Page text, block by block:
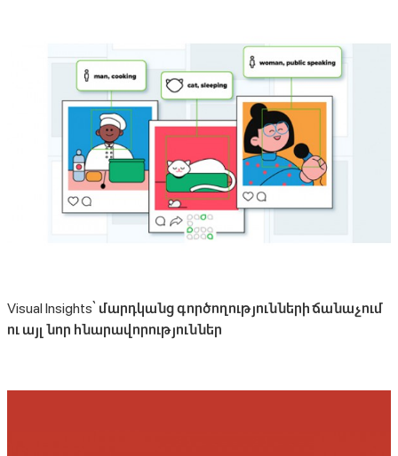
Visual Insights՝ մարդկանց գործողությունների ճանաչում
ու այլ նոր հնարավորություններ